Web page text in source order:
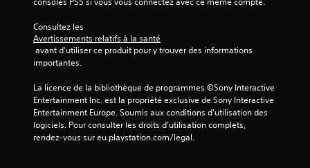
Consultez les
Avertissements relatifs à la santé
importantes.
La licence de la bibliothèque de programmes ©Sony Interactive
Entertainment Inc. est la propriété exclusive de Sony Interactive
Entertainment Europe. Soumis aux conditions d’utilisation des
logiciels. Pour consulter les droits d’utilisation complets,
rendez-vous sur eu.playstation.com/legal.